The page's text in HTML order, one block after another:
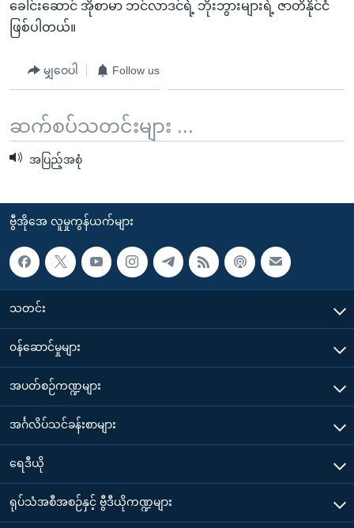
နေရာ
သို့
ခေါင်းဆောင် အိုစာမာ ဘင်လာဒင်ရဲ့ ဘိုးဘွားများရဲ့ ဇာတိနိုင်ငံ
ဖြစ်ပါတယ်။
မျှဝေပါ Follow us
ဆက်စပ်သတင်းများ ...
အပြည့်အစုံ
ဗွီအိုအေ လူမှုကွန်ယက်များ
သတင်း
၀န်ဆောင်မှုများ
အပတ်စဉ်ကဏ္ဍများ
အင်္ဂလိပ်သင်ခန်းစာများ
ရေဒီယို
ရုပ်သံအစီအစဉ်နှင့် ဗွီဒီယိုကဏ္ဍများ